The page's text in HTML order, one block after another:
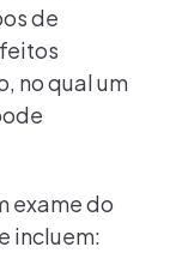
de
no qual um
exame do
incluem: